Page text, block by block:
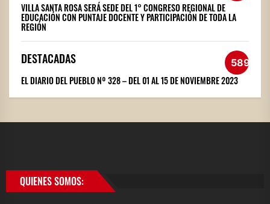
VILLA SANTA ROSA SERÁ SEDE DEL 1° CONGRESO REGIONAL DE
EDUCACIÓN CON PUNTAJE DOCENTE Y PARTICIPACIÓN DE TODA LA
REGIÓN
DESTACADAS 589
EL DIARIO DEL PUEBLO Nº 328 – DEL 01 AL 15 DE NOVIEMBRE 2023
QUIENES SOMOS: